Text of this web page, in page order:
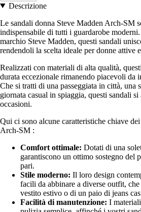
Descrizione
Le sandali donna Steve Madden Arch-SM
indispensabile di tutti i guardarobe
marchio Steve Madden, questi sandali
rendendoli la scelta ideale per donne attive
Realizzati con materiali di alta qualità,
durata eccezionale rimanendo piacevoli da
Che si tratti di una passeggiata in città, una
giornata casual in spiaggia, questi sandali si
occasioni.
Qui ci sono alcune caratteristiche chiave
Arch-SM :
Comfort ottimale: Dotati di una
garantiscono un ottimo sostegno del
pari.
Stile moderno: Il loro design
facili da abbinare a diverse outfit,
vestito estivo o di un paio di jeans
Facilità di manutenzione: I